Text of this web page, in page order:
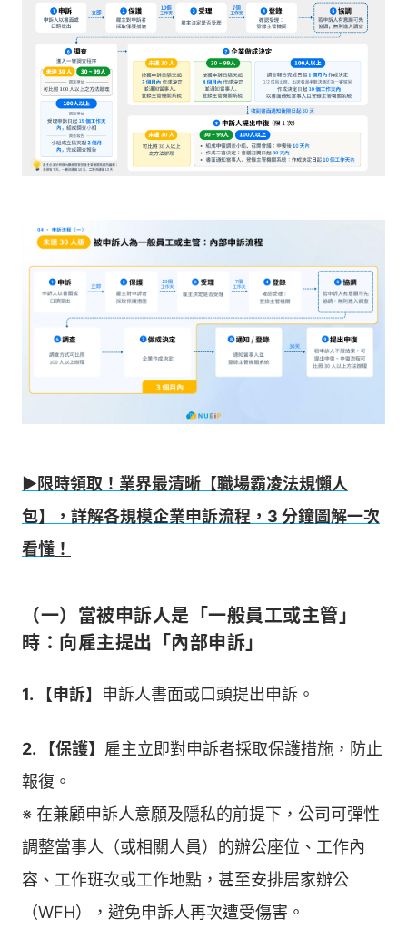
▶限時領取！業界最清晰【職場霸凌法規懶人
包】，詳解各規模企業申訴流程，3 分鐘圖解一次
看懂 ！
（一）當被申訴人是「一般員工或主管」
時：向雇主提出「內部申訴」
1. 【申訴】 申訴人書面或口頭提出申訴。
2. 【保護】 雇主立即對申訴者採取保護措施，防止
報復。
※ 在兼顧申訴人意願及隱私的前提下，公司可彈性
調整當事人（或相關人員）的辦公座位、工作內
容、工作班次或工作地點，甚至安排居家辦公
（WFH），避免申訴人再次遭受傷害。